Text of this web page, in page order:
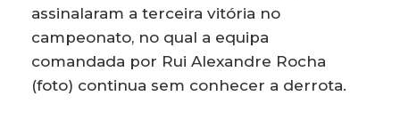
assinalaram a terceira vitória no
campeonato, no qual a equipa
comandada por Rui Alexandre Rocha
(foto) continua sem conhecer a derrota.